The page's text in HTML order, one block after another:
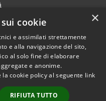
Copyright © 2026 • Comune di
Venegono Superiore • Powered
byMunicipium•Accesso
redazione
×
cookie
e assimilati strettamente
e alla navigazione del sito,
al solo fine di elaborare
e anonime.
cookie policy al seguente link
RIFIUTA TUTTO